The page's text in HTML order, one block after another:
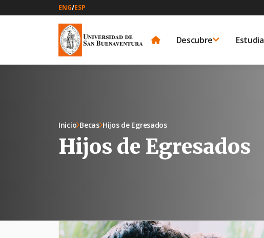
ENG/ESP
Descubre Estudia
Inicio Becas Hijos de Egresados
Hijos de Egresados